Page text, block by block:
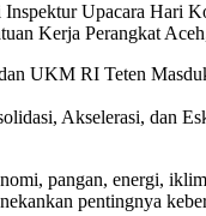
Upacara Hari
Kerja Perangkat
UKM RI Teten
Akselerasi, dan
pangan, energi,
pentingnya